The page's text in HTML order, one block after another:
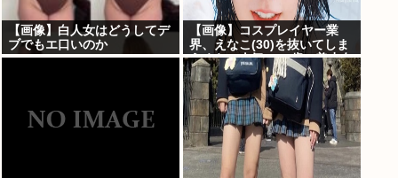
【画像】白人女はどうしてデ
ブでもエ口いのか
【画像】コスプレイヤー業
界、えなこ(30)を抜いてしま
うくらい人気の22歳の美少女
が可愛すぎる